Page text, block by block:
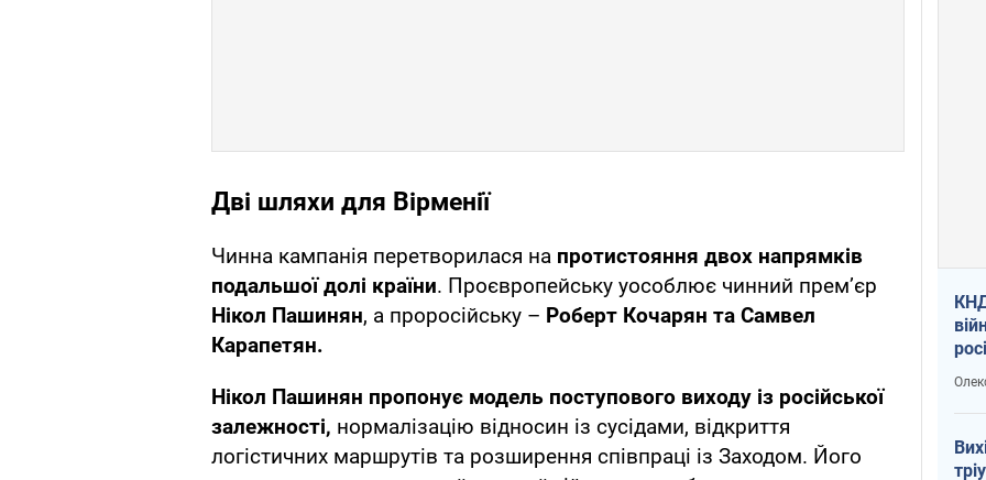
Дві шляхи для Вірменії
Чинна кампанія перетворилася на протистояння двох напрямків
подальшої долі країни. Проєвропейську уособлює чинний прем’єр
Нікол Пашинян, а проросійську – Роберт Кочарян та Самвел
Карапетян.
Нікол Пашинян пропонує модель поступового виходу із російської
залежності, нормалізацію відносин із сусідами, відкриття
логістичних маршрутів та розширення співпраці із Заходом. Його